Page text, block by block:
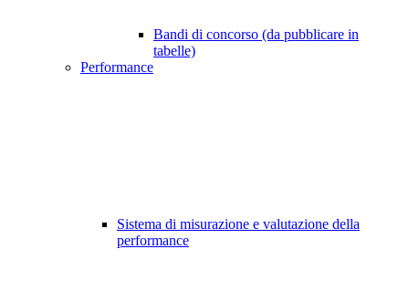
Bandi di concorso (da pubblicare in
tabelle)
Performance
Sistema di misurazione e valutazione della
performance